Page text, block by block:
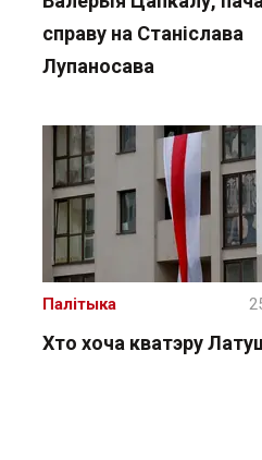
справу на Станіслава
Лупаносава
Хто хоча кватэру
Палітыка